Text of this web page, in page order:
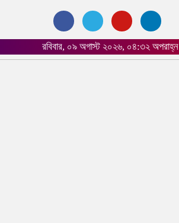
রবিবার, ০৯ অগাস্ট ২০২৬, ০৪:৩২ অপরাহ্ন